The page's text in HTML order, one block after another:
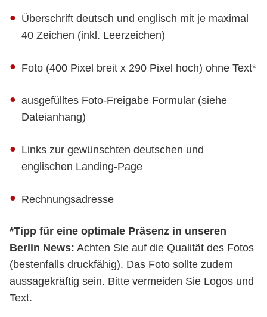
Überschrift deutsch und englisch mit je maximal
40 Zeichen (inkl. Leerzeichen)
Foto (400 Pixel breit x 290 Pixel hoch) ohne Text*
ausgefülltes Foto-Freigabe Formular (siehe
Dateianhang)
Links zur gewünschten deutschen und
englischen Landing-Page
Rechnungsadresse
*Tipp für eine optimale Präsenz in unseren
Berlin News: Achten Sie auf die Qualität des Fotos
(bestenfalls druckfähig). Das Foto sollte zudem
aussagekräftig sein. Bitte vermeiden Sie Logos und
Text.